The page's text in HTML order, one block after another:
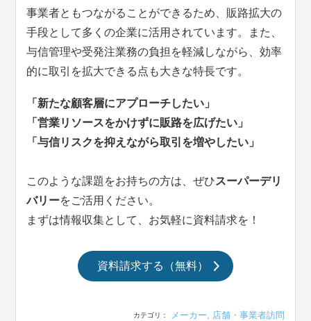
事業者ともつながることができるため、販路拡大の
手段として多くの企業に活用されています。また、
与信管理や受発注業務の負担を軽減しながら、効率
的に取引を拡大できる点も大きな特長です。
「新たな顧客層にアプローチしたい」
「営業リソースをかけずに販路を広げたい」
「与信リスクを抑えながら取引を増やしたい」
このような課題をお持ちの方は、ぜひスーパーデリ
バリーをご活用ください。
まずは情報収集として、お気軽に資料請求を！
資料請求する（無料）
カテゴリ： メーカー 店舗・事業者訪問